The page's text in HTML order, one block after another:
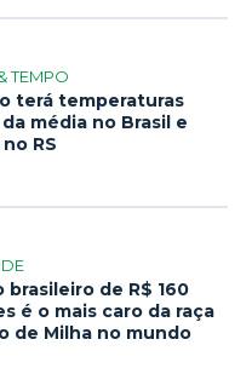
TEMPO
terá temperaturas
média no Brasil e
RS
brasileiro de R$ 160
é o mais caro da raça
de Milha no mundo